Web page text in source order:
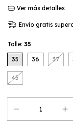
Ver más detalles
Envío gratis
Talle: 35
35 36 37
45